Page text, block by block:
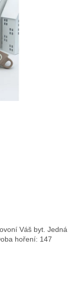
Váš byt. Jedná
hoření: 147